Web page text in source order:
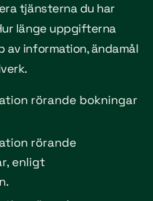
tjänsterna du har
länge uppgifterna
av information, ändamål
rörande bokningar
rörande
enligt